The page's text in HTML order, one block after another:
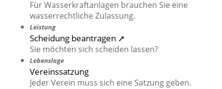
Für Wasserkraftanlagen brauchen Sie eine
wasserrechtliche Zulassung.
Leistung
Scheidung beantragen ➚
Sie möchten sich scheiden lassen?
Lebenslage
Vereinssatzung
Jeder Verein muss sich eine Satzung geben.